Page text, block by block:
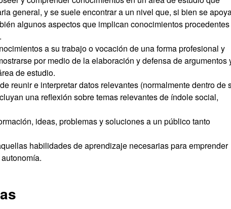
general, y se suele encontrar a un nivel que, si bien se
algunos aspectos que implican conocimientos procedentes
a su trabajo o vocación de una forma profesional y
por medio de la elaboración y defensa de argumentos
de estudio.
reunir e interpretar datos relevantes (normalmente dentro de
una reflexión sobre temas relevantes de índole social,
ideas, problemas y soluciones a un público tanto
habilidades de aprendizaje necesarias para emprender